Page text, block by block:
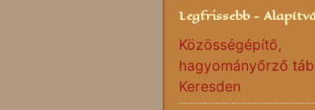
Legfrissebb -
Közösségépítő,
hagyományőrző
Keresden